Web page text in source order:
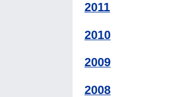
2011
2010
2009
2008